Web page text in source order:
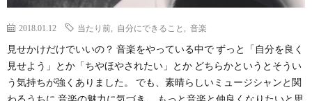
2018.01.12 当たり前 自分にできること 音楽
見せかけだけでいいの？ 音楽をやっている中で ずっと「自分を良く
見せよう」とか「ちやほやされたい」とか どちらかというとそうい
う気持ちが強くありました。 でも、素晴らしいミュージシャンと関